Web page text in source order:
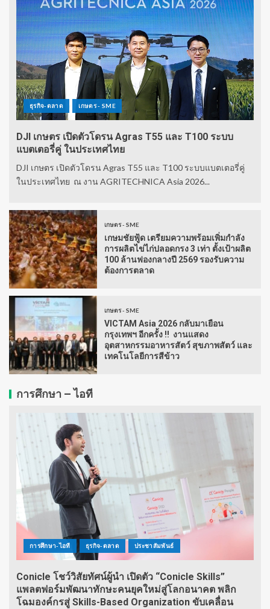
ธุรกิจ-ตลาด เกษตร - SME
DJI เกษตร เปิดตัวโดรน Agras T55 และ T100 ระบบ
แบตเตอรี่คู่ ในประเทศไทย
DJI เกษตร เปิดตัวโดรน Agras T55 และ T100 ระบบแบตเตอรี่คู่
ในประเทศไทย ณ งาน AGRITECHNICA Asia 2026...
เกษตร - SME
เกษมชัยฟู้ด เตรียมความพร้อมเพิ่มกำลัง
การผลิตไข่ไก่ปลอดกรง 3 เท่า ตั้งเป้าผลิต
100 ล้านฟองกลางปี 2569 รองรับความ
ต้องการตลาด
เกษตร - SME
VICTAM Asia 2026 กลับมาเยือน
กรุงเทพฯ อีกครั้ง !! งานแสดง
อุตสาหกรรมอาหารสัตว์ สุขภาพสัตว์ และ
เทคโนโลยีการสีข้าว
การศึกษา – ไอที
การศึกษา-ไอที ธุรกิจ-ตลาด ประชาสัมพันธ์
Conicle โชว์วิสัยทัศน์ผู้นำ เปิดตัว “Conicle Skills”
แพลตฟอร์มพัฒนาทักษะคนยุคใหม่สู่โลกอนาคต พลิก
โฉมองค์กรสู่ Skills-Based Organization ขับเคลื่อน